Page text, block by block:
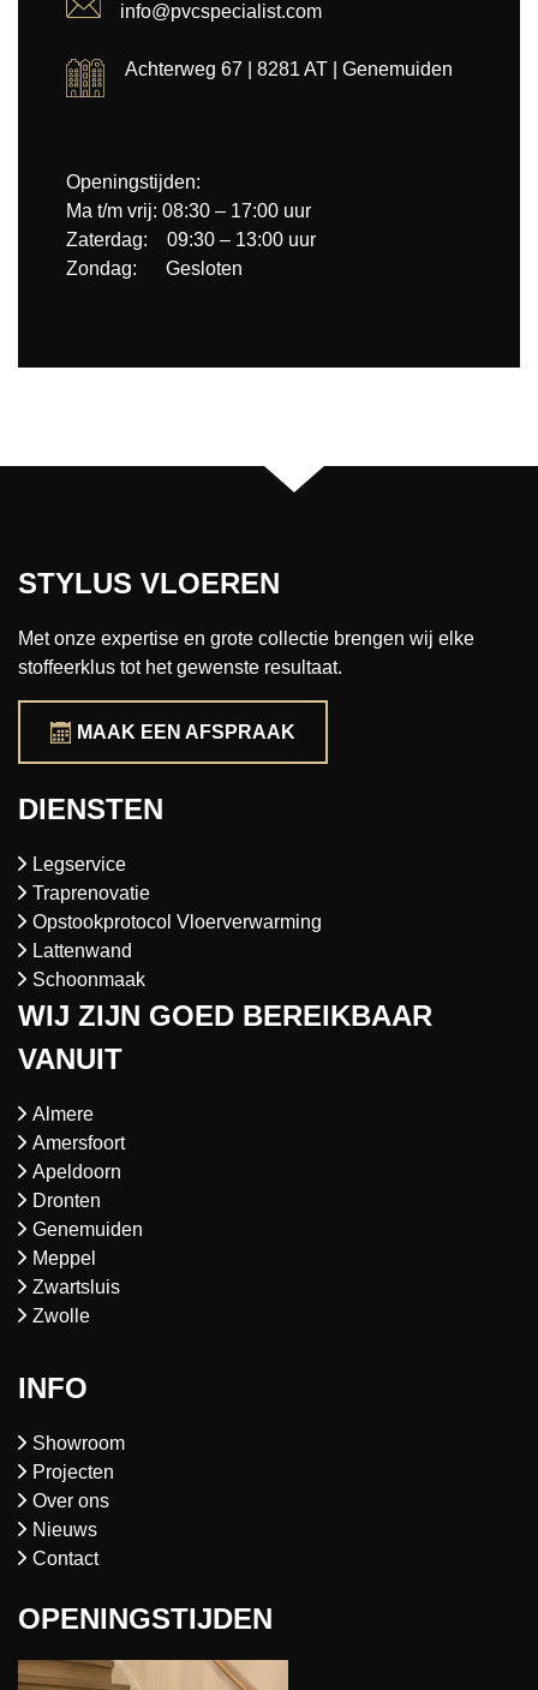
info@pvcspecialist.com
Achterweg 67 | 8281 AT | Genemuiden
Openingstijden:
Ma t/m vrij: 08:30 – 17:00 uur
Zaterdag: 09:30 – 13:00 uur
Zondag: Gesloten
STYLUS VLOEREN
Met onze expertise en grote collectie brengen wij elke
stoffeerklus tot het gewenste resultaat.
MAAK EEN AFSPRAAK
DIENSTEN
Legservice
Traprenovatie
Opstookprotocol Vloerverwarming
Lattenwand
Schoonmaak
WIJ ZIJN GOED BEREIKBAAR
VANUIT
Almere
Amersfoort
Apeldoorn
Dronten
Genemuiden
Meppel
Zwartsluis
Zwolle
INFO
Showroom
Projecten
Over ons
Nieuws
Contact
OPENINGSTIJDEN